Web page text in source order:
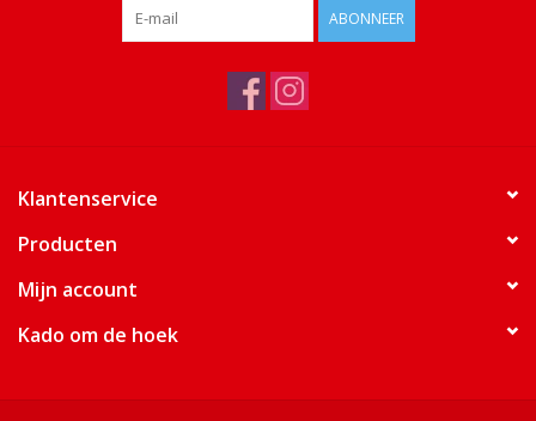
ABONNEER
Klantenservice
Producten
Mijn account
Kado om de hoek